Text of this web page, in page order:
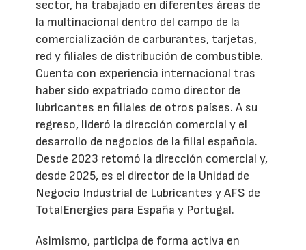
sector, ha trabajado en diferentes áreas de
la multinacional dentro del campo de la
comercialización de carburantes, tarjetas,
red y filiales de distribución de combustible.
Cuenta con experiencia internacional tras
haber sido expatriado como director de
lubricantes en filiales de otros países. A su
regreso, lideró la dirección comercial y el
desarrollo de negocios de la filial española.
Desde 2023 retomó la dirección comercial y,
desde 2025, es el director de la Unidad de
Negocio Industrial de Lubricantes y AFS de
TotalEnergies para España y Portugal.
Asimismo, participa de forma activa en